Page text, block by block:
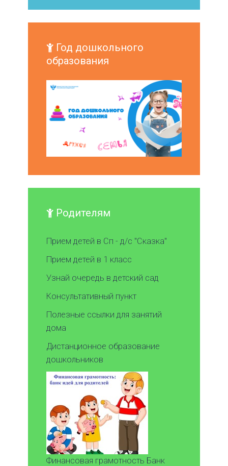
Год дошкольного
образования
Родителям
Прием детей в Сп - д/с "Сказка"
Прием детей в 1 класс
Узнай очередь в детский сад
Консультативный пункт
Полезные ссылки для занятий
дома
Дистанционное образование
дошкольников
Финансовая грамотность Банк